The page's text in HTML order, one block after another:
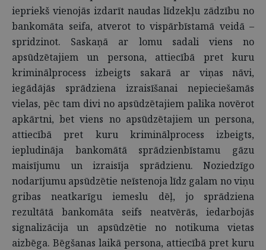
iepriekš vienojās izdarīt naudas līdzekļu zādzību no
bankomāta seifa, atverot to vispārbīstamā veidā –
spridzinot. Saskaņā ar lomu sadali viens no
apsūdzētajiem un persona, attiecībā pret kuru
kriminālprocess izbeigts sakarā ar viņas nāvi,
iegādājās sprādziena izraisīšanai nepieciešamās
vielas, pēc tam divi no apsūdzētajiem palika novērot
apkārtni, bet viens no apsūdzētajiem un persona,
attiecībā pret kuru kriminālprocess izbeigts,
iepludināja bankomātā sprādzienbīstamu gāzu
maisījumu un izraisīja sprādzienu. Noziedzīgo
nodarījumu apsūdzētie neīstenoja līdz galam no viņu
gribas neatkarīgu iemeslu dēļ, jo sprādziena
rezultātā bankomāta seifs neatvērās, iedarbojās
signalizācija un apsūdzētie no notikuma vietas
aizbēga. Bēgšanas laikā persona, attiecībā pret kuru